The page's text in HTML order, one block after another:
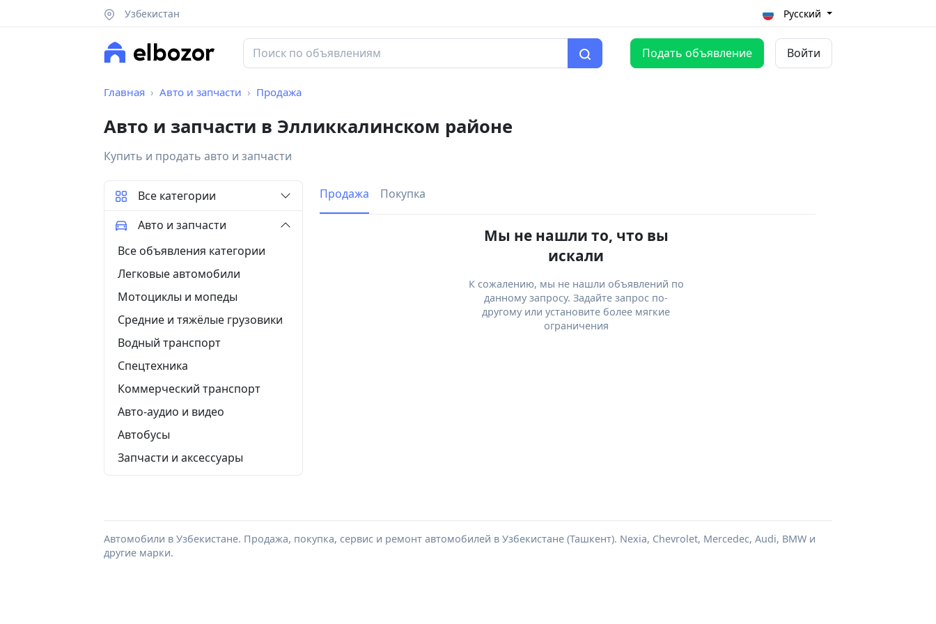
Узбекистан Русский
Подать объявление Войти
Главная Авто и запчасти Продажа
Авто и запчасти в Элликкалинском районе
Купить и продать авто и запчасти
Продажа Покупка
Мы не нашли то, что вы
искали
К сожалению, мы не нашли объявлений по
данному запросу. Задайте запрос по-
другому или установите более мягкие
ограничения
Все категории
Авто и запчасти
Все объявления категории
Легковые автомобили
Мотоциклы и мопеды
Средние и тяжёлые грузовики
Водный транспорт
Спецтехника
Коммерческий транспорт
Авто-аудио и видео
Автобусы
Запчасти и аксессуары
Автомобили в Узбекистане. Продажа, покупка, сервис и ремонт автомобилей в Узбекистане (Ташкент). Nexia, Chevrolet, Mercedec, Audi, BMW и
другие марки.